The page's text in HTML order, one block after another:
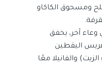
ومسحوق الكاكاو
وعاء آخر، يخفق
اليقطين
والفانيلا معًا